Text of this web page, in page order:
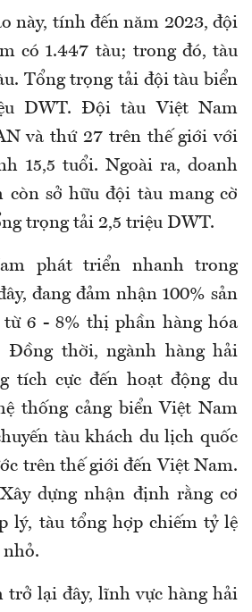
này, tính đến năm 2023, đội
có 1.447 tàu; trong đó, tàu
Tổng trọng tải đội tàu biển
DWT. Đội tàu Việt Nam
và thứ 27 trên thế giới với
15,5 tuổi. Ngoài ra, doanh
còn sở hữu đội tàu mang cờ
trọng tải 2,5 triệu DWT.
phát triển nhanh trong
đang đảm nhận 100% sản
6 - 8% thị phần hàng hóa
Đồng thời, ngành hàng hải
tích cực đến hoạt động du
thống cảng biển Việt Nam
tàu khách du lịch quốc
trên thế giới đến Việt Nam.
dựng nhận định rằng cơ
lý, tàu tổng hợp chiếm tỷ lệ
nhỏ.
trở lại đây, lĩnh vực hàng hải